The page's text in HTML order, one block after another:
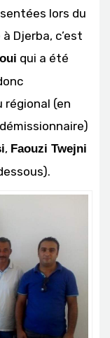
lors du
Djerba, c’est
qui a été
régional (en
, Faouzi Twejni